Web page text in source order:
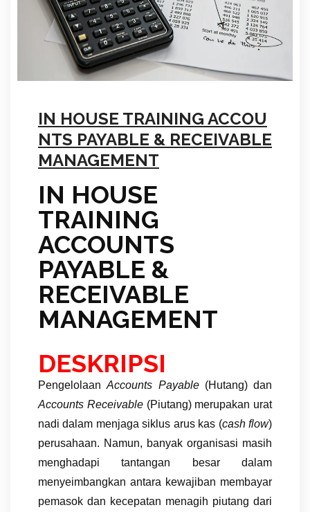
IN HOUSE TRAINING ACCOU
NTS PAYABLE & RECEIVABLE
MANAGEMENT
IN HOUSE
TRAINING
ACCOUNTS
PAYABLE &
RECEIVABLE
MANAGEMENT
DESKRIPSI
PengelolaanAccounts Payable(Hutang) dan
Accounts Receivable(Piutang) merupakan urat
nadi dalam menjaga siklus arus kas (cash flow)
perusahaan. Namun, banyak organisasi masih
menghadapi tantangan besar dalam
menyeimbangkan antara kewajiban membayar
pemasok dan kecepatan menagih piutang dari